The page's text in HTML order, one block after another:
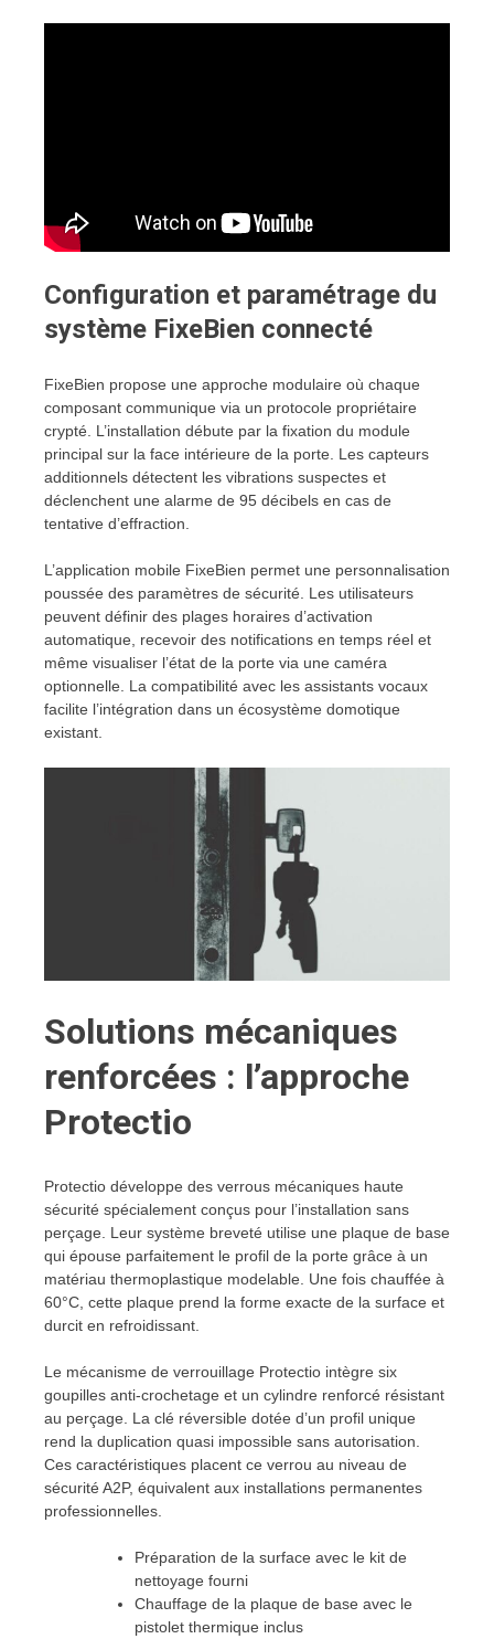
Configuration et paramétrage du
système FixeBien connecté
FixeBien propose une approche modulaire où chaque
composant communique via un protocole propriétaire
crypté. L’installation débute par la fixation du module
principal sur la face intérieure de la porte. Les capteurs
additionnels détectent les vibrations suspectes et
déclenchent une alarme de 95 décibels en cas de
tentative d’effraction.
L’application mobile FixeBien permet une personnalisation
poussée des paramètres de sécurité. Les utilisateurs
peuvent définir des plages horaires d’activation
automatique, recevoir des notifications en temps réel et
même visualiser l’état de la porte via une caméra
optionnelle. La compatibilité avec les assistants vocaux
facilite l’intégration dans un écosystème domotique
existant.
Solutions mécaniques
renforcées : l’approche
Protectio
Protectio développe des verrous mécaniques haute
sécurité spécialement conçus pour l’installation sans
perçage. Leur système breveté utilise une plaque de base
qui épouse parfaitement le profil de la porte grâce à un
matériau thermoplastique modelable. Une fois chauffée à
60°C, cette plaque prend la forme exacte de la surface et
durcit en refroidissant.
Le mécanisme de verrouillage Protectio intègre six
goupilles anti-crochetage et un cylindre renforcé résistant
au perçage. La clé réversible dotée d’un profil unique
rend la duplication quasi impossible sans autorisation.
Ces caractéristiques placent ce verrou au niveau de
sécurité A2P, équivalent aux installations permanentes
professionnelles.
Préparation de la surface avec le kit de
nettoyage fourni
Chauffage de la plaque de base avec le
pistolet thermique inclus